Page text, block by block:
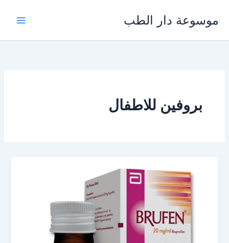
المحتوى
موسوعة دار الطب
بروفين للاطفال